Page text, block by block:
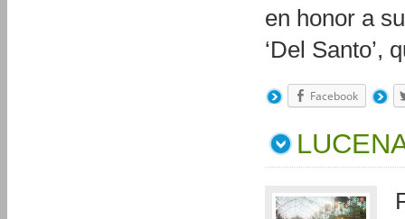
en honor a
‘Del
Facebook